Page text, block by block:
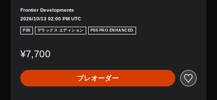
Frontier Developments
2026/10/13 02:00 PM UTC
PS5 デラックス エディション PS5 PRO ENHANCED
¥7,700
プレオーダー